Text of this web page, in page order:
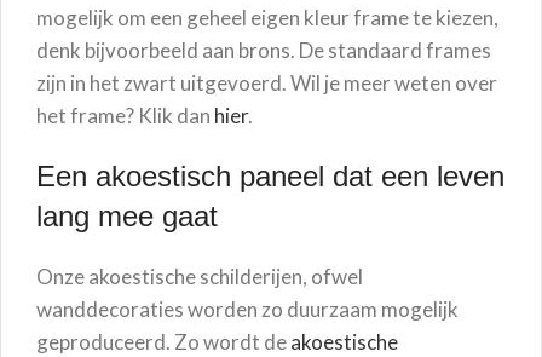
mogelijk om een geheel eigen kleur frame te kiezen,
denk bijvoorbeeld aan brons. De standaard frames
zijn in het zwart uitgevoerd. Wil je meer weten over
het frame? Klik dan hier.
Een akoestisch paneel dat een leven
lang mee gaat
Onze akoestische schilderijen, ofwel
wanddecoraties worden zo duurzaam mogelijk
geproduceerd. Zo wordt deakoestische